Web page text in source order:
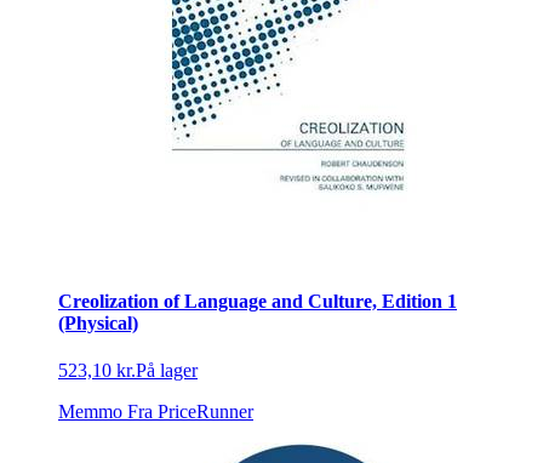
Creolization of Language and Culture, Edition 1
(Physical)
523,10 kr.På lager
Memmo Fra PriceRunner